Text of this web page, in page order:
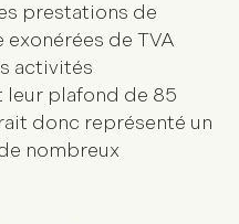
prestations de
de TVA
activités
leur plafond de 85
donc représenté un
nombreux